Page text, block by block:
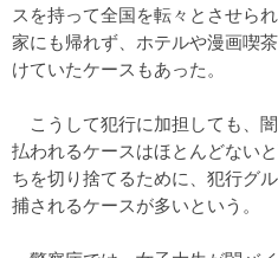
スを持って全国を転々とさせら
家にも帰れず、ホテルや漫画喫
けていたケースもあった。
こうして犯行に加担しても、
払われるケースはほとんどない
ちを切り捨てるために、犯行グ
捕されるケースが多いという。